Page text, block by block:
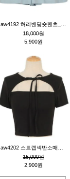
18,000원
5,900원
15,000원
2,900원